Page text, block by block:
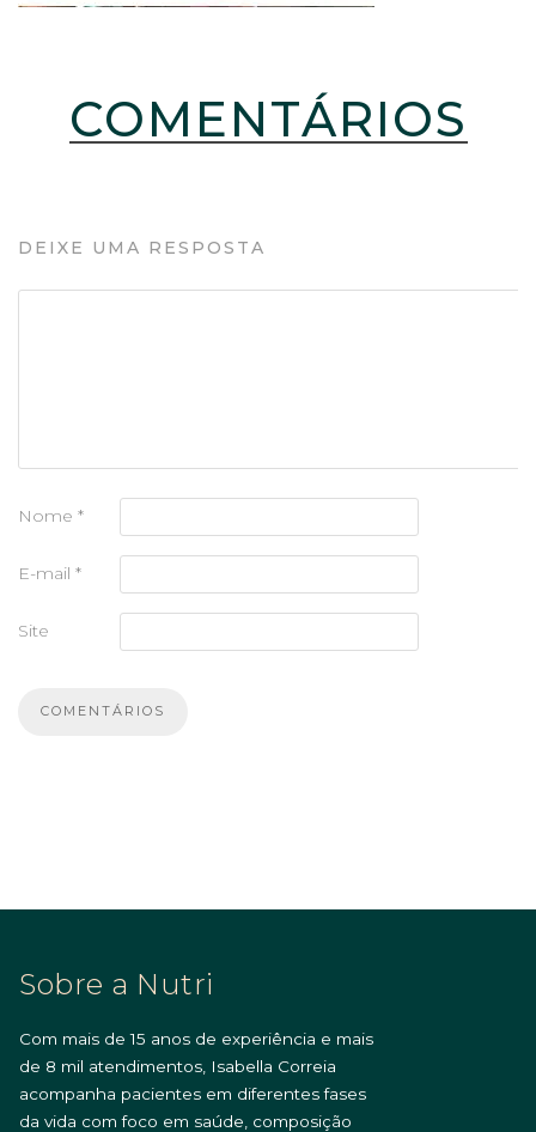
COMENTÁRIOS
DEIXE UMA RESPOSTA
Nome *
E-mail *
Site
Sobre a Nutri
Com mais de 15 anos de experiência e mais
de 8 mil atendimentos, Isabella Correia
acompanha pacientes em diferentes fases
da vida com foco em saúde, composição